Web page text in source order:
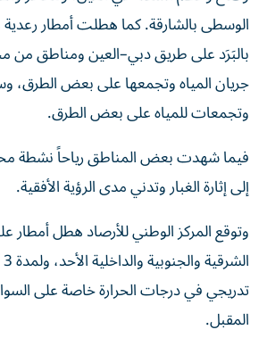
الوسطى بالشارقة. كما هطلت أمطار
بالبَرَد على طريق دبي–العين ومناطق من
جريان المياه وتجمعها على بعض الطرق،
وتجمعات للمياه على بعض الطرق.
فيما شهدت بعض المناطق رياحاً نشطة
إلى إثارة الغبار وتدني مدى الرؤية الأفقية.
وتوقع المركز الوطني للأرصاد هطل
تدريجي في درجات الحرارة خاصة على
المقبل.